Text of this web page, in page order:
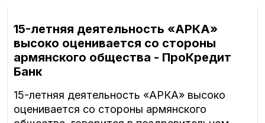
15-летняя деятельность «АРКА»
высоко оценивается со стороны
армянского общества - ПроКредит
Банк
15-летняя деятельность «АРКА» высоко
оценивается со стороны армянского